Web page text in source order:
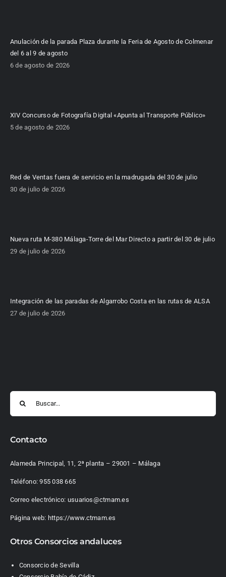
Anulación de la parada Plaza durante la Feria de Agosto de Colmenar
del 6 al 9 de agosto
6 de agosto de 2026
XIV Concurso de Fotografía Digital «Apunta al Transporte Público»
5 de agosto de 2026
Red de Ventas fuera de servicio en la madrugada del 30 de julio
30 de julio de 2026
Nueva ruta M-380 Málaga-Torre del Mar Directo a partir del 30 de julio
29 de julio de 2026
Integración de las paradas de Algarrobo Costa en las rutas de ALSA
27 de julio de 2026
Buscar:
Contacto
Alameda Principal, 11, 2ª planta – 29001 – Málaga
Teléfono:955 038 665
Correo electrónico: usuarios@ctmam.es
Página web: https://www.ctmam.es
Otros Consorcios andaluces
Consorcio de Sevilla